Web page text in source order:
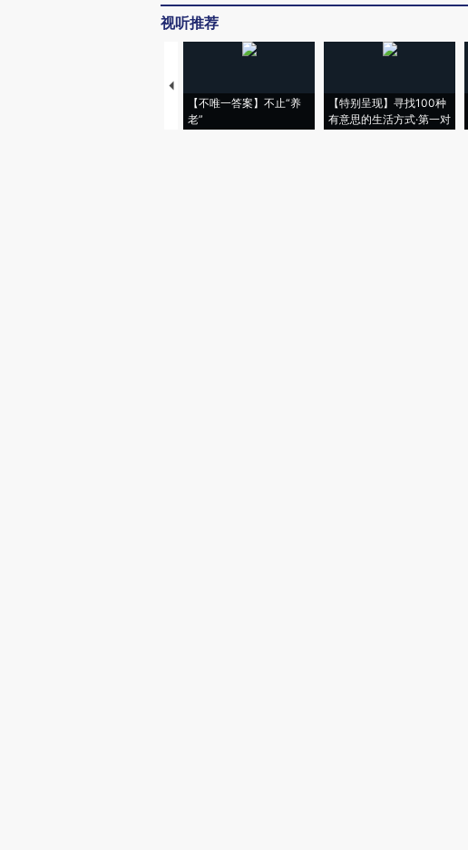
视听推荐
【不唯一答案】不止“养
老”
【特别呈现】寻找100种
有意思的生活方式·第一对